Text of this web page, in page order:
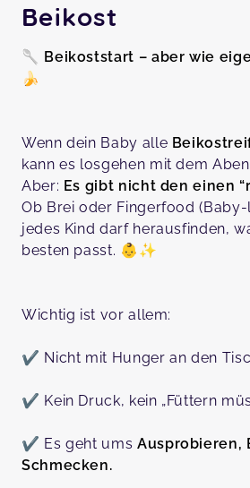
Beikost
🥄 Beikoststart – aber wie
🍌
Wenn dein Baby alle
kann es losgehen mit dem
Aber: Es gibt nicht den einen
Ob Brei oder Fingerfood (Baby-
jedes Kind darf herausfinden,
besten passt. 👶✨
Wichtig ist vor allem:
✔️ Nicht mit Hunger an den
✔️ Kein Druck, kein „Füttern
✔️ Es geht ums Ausprobieren,
Schmecken.